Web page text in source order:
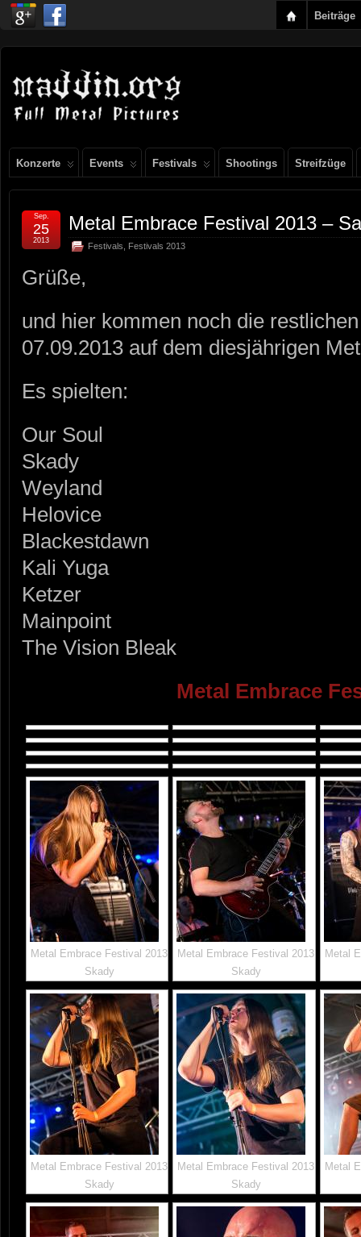
Beiträge
Konzerte Events Festivals Shootings Streifzüge
Metal Embrace Festival 2013 –
Festivals Festivals 2013
Sep.
25
2013
Grüße,
und hier kommen noch die
07.09.2013 auf dem diesjährigen
Es spielten:
Our Soul
Skady
Weyland
Helovice
Blackestdawn
Kali Yuga
Ketzer
Mainpoint
The Vision Bleak
Metal Embrace
Metal Embrace Festival 2013
Skady
Metal Embrace Festival 2013
Skady
Metal
Metal Embrace Festival 2013
Skady
Metal Embrace Festival 2013
Skady
Metal